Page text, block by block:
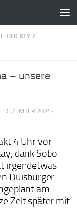
HOCKEY/
– unsere
DEZEMBER 2024 ·
4 Uhr vor
dank Sobo
irgendetwas
Duisburger
am
Zeit später mit